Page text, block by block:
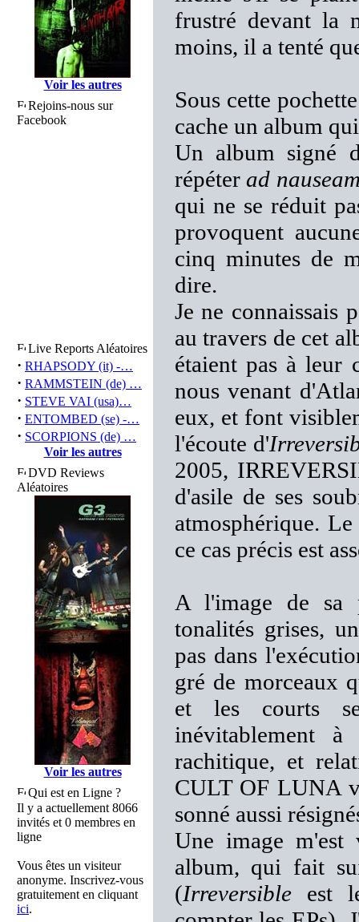
Voir les autres
Rejoins-nous sur
Facebook
Live Reports Aléatoires
· RHAPSODY (it) -…
· RAMMSTEIN (de) …
· STEVE VAI (usa)…
· ENTOMBED (se) -…
· SCORPIONS (de) …
Voir les autres
DVD Reviews
Aléatoires
Voir les autres
Qui est en Ligne ?
Il y a actuellement 8066
invités et 0 membres en
ligne
Vous êtes un visiteur
anonyme. Inscrivez-vous
gratuitement en cliquant
ici.
frustré devant la
moins, il a tenté
Sous cette
cache un album
Un album signé
répéter ad
qui ne se réduit
provoquent
cinq minutes de
dire.
Je ne connaissais
au travers de cet
étaient pas à leur
nous venant
eux, et font
l'écoute d'
2005,
d'asile de ses
atmosphérique.
ce cas précis est
A l'image de sa
tonalités grises,
pas dans
gré de morceaux
et les courts
inévitablement
rachitique, et
CULT OF LUNA
sonné aussi
Une image m'est
album, qui fait
(Irreversibleest le